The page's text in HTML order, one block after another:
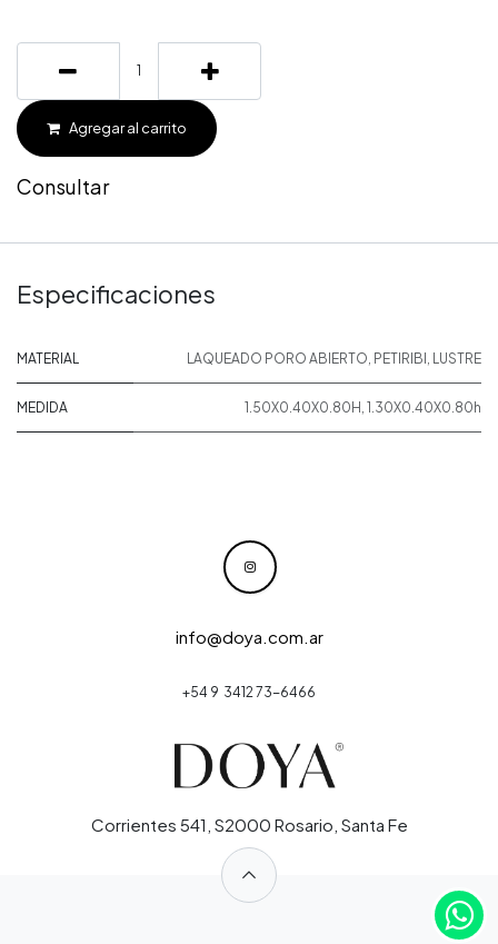
Agregar al carrito
Consultar
Especificaciones
MATERIAL LAQUEADO PORO ABIERTO PETIRIBI LUSTRE
MEDIDA 1.50X0.40X0.80H 1.30X0.40X0.80h
info@doya.com.ar
Corrientes 541, S2000 Rosario, Santa Fe
+54 9 3412 73-6466